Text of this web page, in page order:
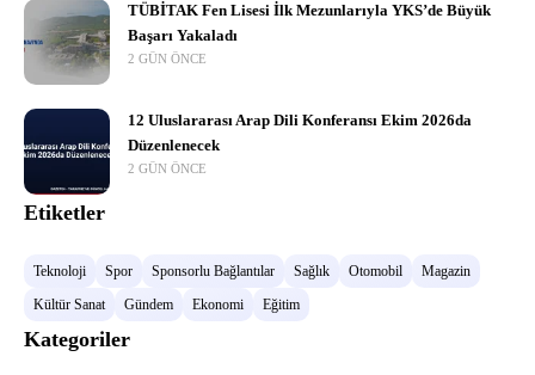
TÜBİTAK Fen Lisesi İlk Mezunlarıyla YKS’de Büyük
Başarı Yakaladı
2 GÜN ÖNCE
12 Uluslararası Arap Dili Konferansı Ekim 2026da
Düzenlenecek
2 GÜN ÖNCE
Etiketler
Teknoloji Spor Sponsorlu Bağlantılar Sağlık Otomobil
Magazin
Kültür Sanat
Gündem Ekonomi Eğitim
Kategoriler